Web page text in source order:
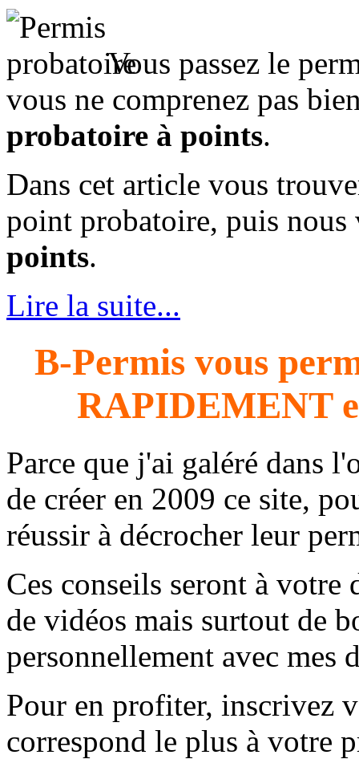
Vous passez le
vous ne comprenez pas
probatoire à points.
Dans cet article vous
point probatoire, puis
points.
Lire la suite...
B-Permis vous
RAPIDEMENT
Parce que j'ai galéré dans
de créer en 2009 ce site,
réussir à décrocher leur
Ces conseils seront à
de vidéos mais surtout de
personnellement avec mes
Pour en profiter, inscrivez
correspond le plus à votre